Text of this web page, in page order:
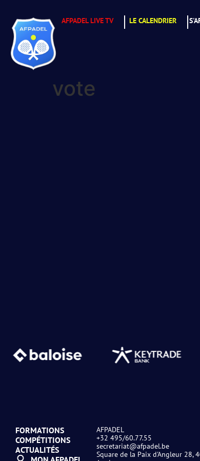
AFPADEL LIVE TV LE CALENDRIER
vote
FORMATIONS
COMPÉTITIONS
ACTUALITÉS
AFPADEL
+32 495/60.77.55
secretariat@afpadel.be
Square de la Paix d'Angleur 28,